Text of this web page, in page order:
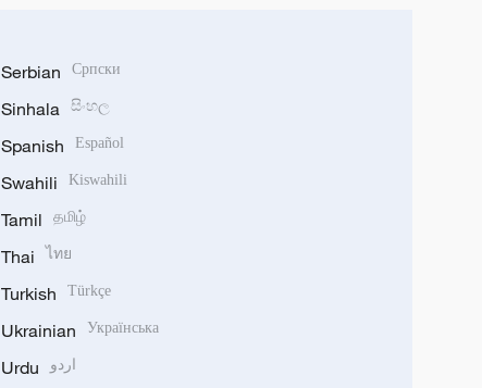
Serbian Српски
Sinhala සිංහල
Spanish Español
Swahili Kiswahili
Tamil தமிழ்
Thai ไทย
Turkish Türkçe
Ukrainian Українська
Urdu اردو